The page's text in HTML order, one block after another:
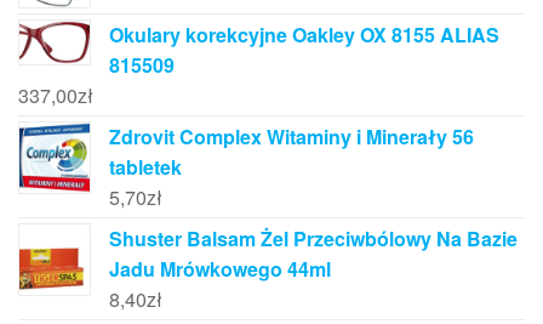
Okulary korekcyjne Oakley OX 8155 ALIAS
815509
337,00zł
Zdrovit Complex Witaminy i Minerały 56
tabletek
5,70zł
Shuster Balsam Żel Przeciwbólowy Na Bazie
Jadu Mrówkowego 44ml
8,40zł